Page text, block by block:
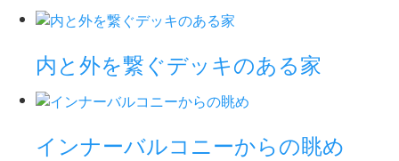
内と外を繋ぐデッキのある家
インナーバルコニーからの眺め